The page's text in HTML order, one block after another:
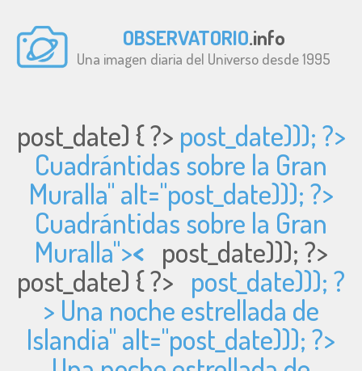
OBSERVATORIO.info
Una imagen diaria del Universo desde 1995
post_date) { ?> post_date))); ?>
Cuadrántidas sobre la Gran
Muralla" alt="post_date))); ?>
Cuadrántidas sobre la Gran
Muralla">< post_date))); ?>
post_date) { ?> post_date))); ?
> Una noche estrellada de
Islandia" alt="post_date))); ?>